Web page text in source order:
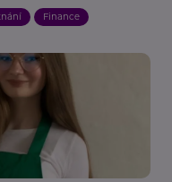
Finance